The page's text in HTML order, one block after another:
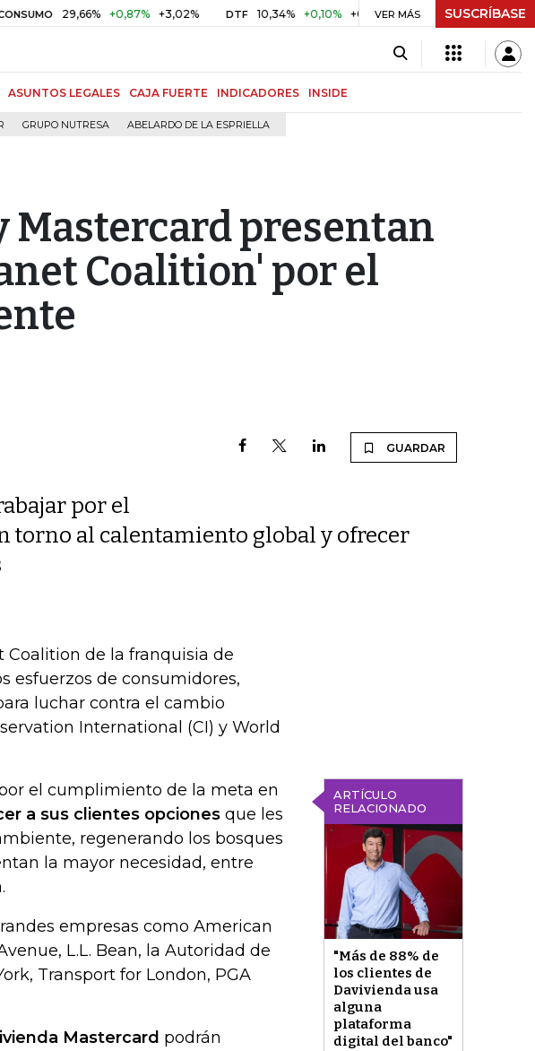
29,66% +0,87% +3,02% DTF 10,34% +0,10% +0,98% UVR $ 417,01 +$ 0,05
VER MÁS SUSCRÍBASE
ASUNTOS LEGALES CAJA FUERTE INDICADORES INSIDE
GRUPO NUTRESA ABELARDO DE LA ESPRIELLA
Mastercard presentan
Coalition' por el
GUARDAR
por el
torno al calentamiento global y ofrecer
Coalition de la franquisia de
esfuerzos de consumidores,
luchar contra el cambio
International (CI) y World
ARTÍCULO
RELACIONADO
"Más de 88% de
los clientes de
Davivienda usa
alguna
plataforma
digital del banco"
el cumplimiento de la meta en
a sus clientes opciones que les
regenerando los bosques
la mayor necesidad, entre
empresas como American
L.L. Bean, la Autoridad de
Transport for London, PGA
Mastercard podrán